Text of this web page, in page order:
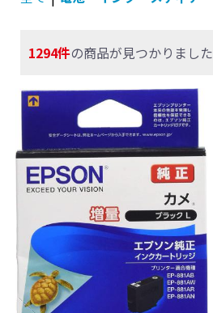
1294件の商品が見つかりました